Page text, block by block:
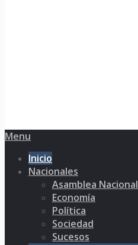
Menu
Inicio
Nacionales
Asamblea Nacional
Economía
Política
Sociedad
Sucesos